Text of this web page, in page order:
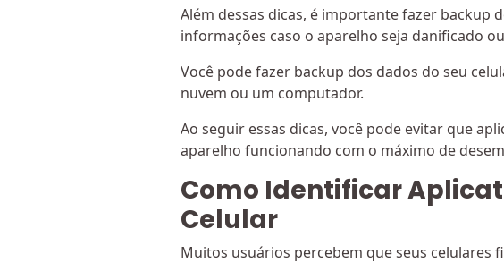
Além dessas dicas, é importante fazer backup
informações caso o aparelho seja danificado
Você pode fazer backup dos dados do seu
nuvem ou um computador.
Ao seguir essas dicas, você pode evitar que
aparelho funcionando com o máximo de
Como Identificar
Celular
Muitos usuários percebem que seus celulares